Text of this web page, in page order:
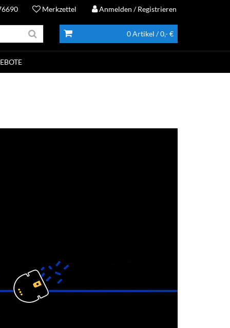
Merkzettel Anmelden / Registrieren
0 Artikel / 0,- €